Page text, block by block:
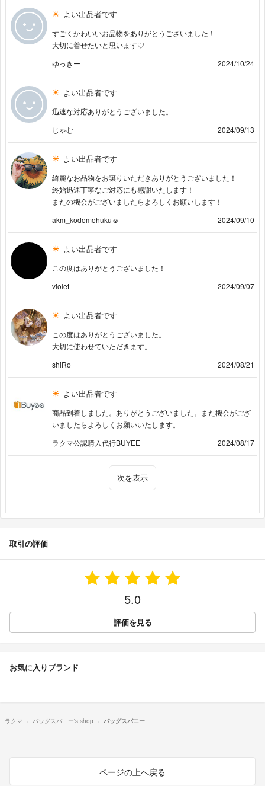
よい出品者です
すごくかわいいお品物をありがとうございました！
大切に着せたいと思います♡
ゆっきー
2024/10/24
よい出品者です
迅速な対応ありがとうございました。
じゃむ
2024/09/13
よい出品者です
綺麗なお品物をお譲りいただきありがとうございました！
終始迅速丁寧なご対応にも感謝いたします！
またの機会がございましたらよろしくお願いします！
akm_kodomohuku☺︎
2024/09/10
よい出品者です
この度はありがとうございました！
violet
2024/09/07
よい出品者です
この度はありがとうございました。
大切に使わせていただきます。
shiRo
2024/08/21
よい出品者です
商品到着しました。ありがとうございました。また機会がござ
いましたらよろしくお願いいたします。
ラクマ公認購入代行BUYEE
2024/08/17
次を表示
取引の評価
5.0
評価を見る
お気に入りブランド
ラクマ バッグスバニー's shop バッグスバニー
ページの上へ戻る